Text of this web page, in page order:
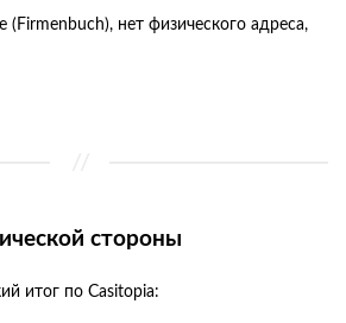
(Firmenbuch), нет физического адреса,
стороны
итог по Casitopia: